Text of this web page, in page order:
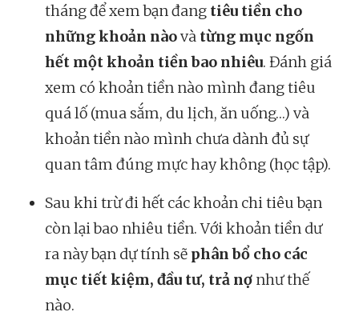
tháng để xem bạn đang tiêu tiền cho
những khoản nàovà từng mục ngốn
hết một khoản tiền bao nhiêu. Đánh giá
xem có khoản tiền nào mình đang tiêu
quá lố (mua sắm, du lịch, ăn uống…) và
khoản tiền nào mình chưa dành đủ sự
quan tâm đúng mực hay không (học tập).
Sau khi trừ đi hết các khoản chi tiêu bạn
còn lại bao nhiêu tiền. Với khoản tiền dư
ra này bạn dự tính sẽ phân bổ cho các
mục tiết kiệm, đầu tư, trả nợ như thế
nào.